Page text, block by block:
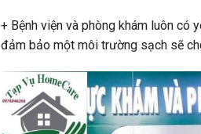
+ Bệnh viện và phòng khám luôn có
đảm bảo một môi trường sạch sẽ